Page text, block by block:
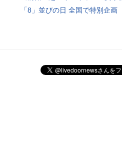
「8」並びの日 全国で特別企画